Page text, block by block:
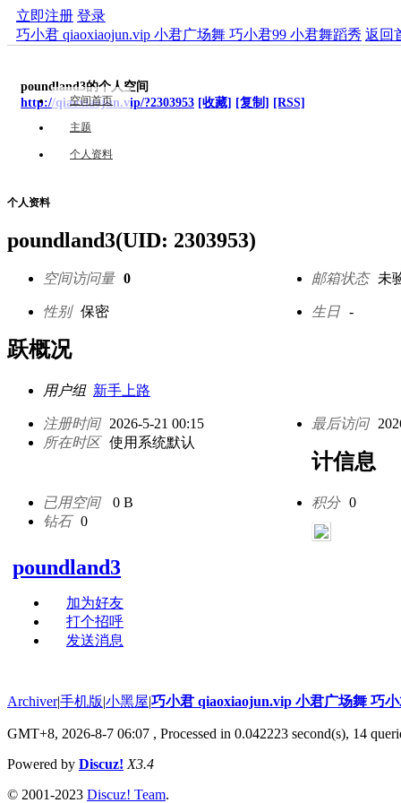
立即注册 登录
巧小君 qiaoxiaojun.vip 小君广场舞 巧小君99 小君舞蹈秀 返回
poundland3的个人空间
http://qiaoxiaojun.vip/?2303953 [收藏] [复制] [RSS]
空间首页
主题
个人资料
个人资料
poundland3(UID: 2303953)
空间访问量 0 邮箱状态 未
性别 保密 生日 -
跃概况
用户组 新手上路
注册时间 2026-5-21 00:15 最后访问
所在时区 使用系统默认
计信息
已用空间 0 B 积分 0
钻石 0
poundland3
加为好友
打个招呼
发送消息
Archiver|手机版|小黑屋|巧小君 qiaoxiaojun.vip 小君广场舞 巧
GMT+8, 2026-8-7 06:07 , Processed in 0.042223 second(s), 14
Powered by Discuz! X3.4
© 2001-2023 Discuz! Team.